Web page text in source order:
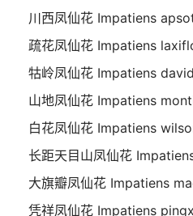
川西凤仙花 Impatiens
疏花凤仙花 Impatiens
牯岭凤仙花 Impatiens
山地凤仙花 Impatiens
白花凤仙花 Impatiens
长距天目山凤仙花
大旗瓣凤仙花 Impatiens
凭祥凤仙花 Impatiens